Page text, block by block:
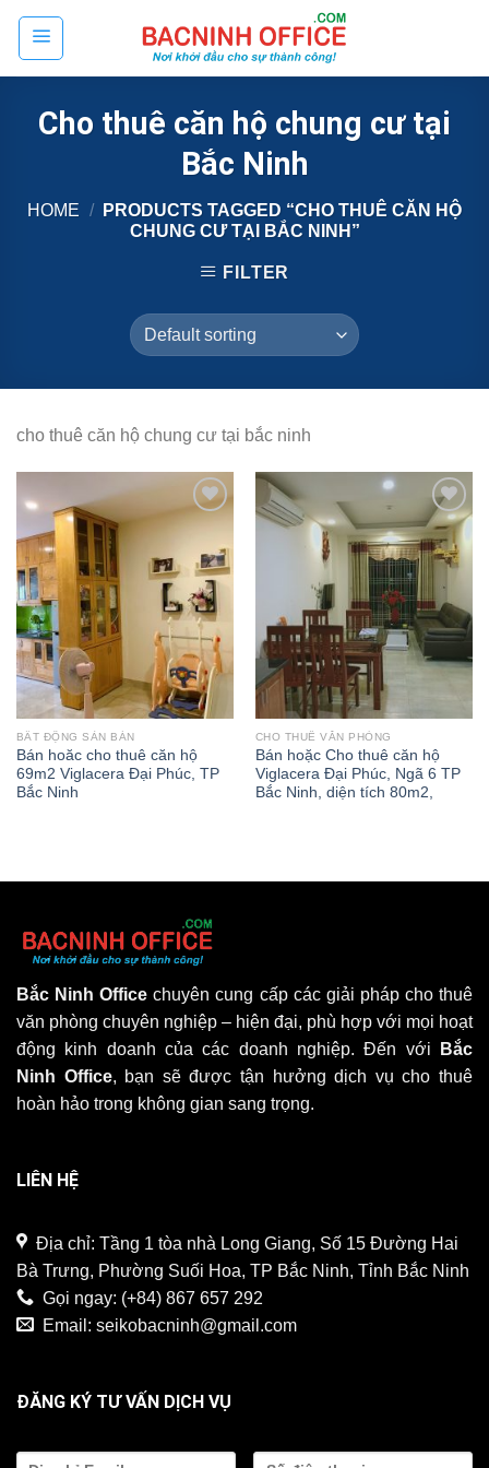
Skip
Cho thuê căn hộ chung cư tại
Bắc Ninh
HOME /
PRODUCTS TAGGED “CHO THUÊ CĂN HỘ
CHUNG CƯ TẠI BẮC NINH”
FILTER
cho thuê căn hộ chung cư tại bắc ninh
BẤT ĐỘNG SẢN BÁN
Bán hoăc cho thuê căn hộ
69m2 Viglacera Đại Phúc, TP
Bắc Ninh
Add to
wishlist
CHO THUÊ VĂN PHÒNG
Bán hoặc Cho thuê căn hộ
Viglacera Đại Phúc, Ngã 6 TP
Bắc Ninh, diện tích 80m2,
Bắc Ninh Office chuyên cung cấp các giải pháp cho thuê
văn phòng chuyên nghiệp – hiện đại, phù hợp với mọi hoạt
động kinh doanh của các doanh nghiệp. Đến với
Bắc
Ninh Office, bạn sẽ được tận hưởng dịch vụ cho thuê
hoàn hảo trong không gian sang trọng.
LIÊN HỆ
Địa chỉ: Tầng 1 tòa nhà Long Giang, Số 15 Đường Hai
Bà Trưng, Phường Suối Hoa, TP Bắc Ninh, Tỉnh Bắc Ninh
Gọi ngay: (+84) 867 657 292
Email: seikobacninh@gmail.com
ĐĂNG KÝ TƯ VẤN DỊCH VỤ